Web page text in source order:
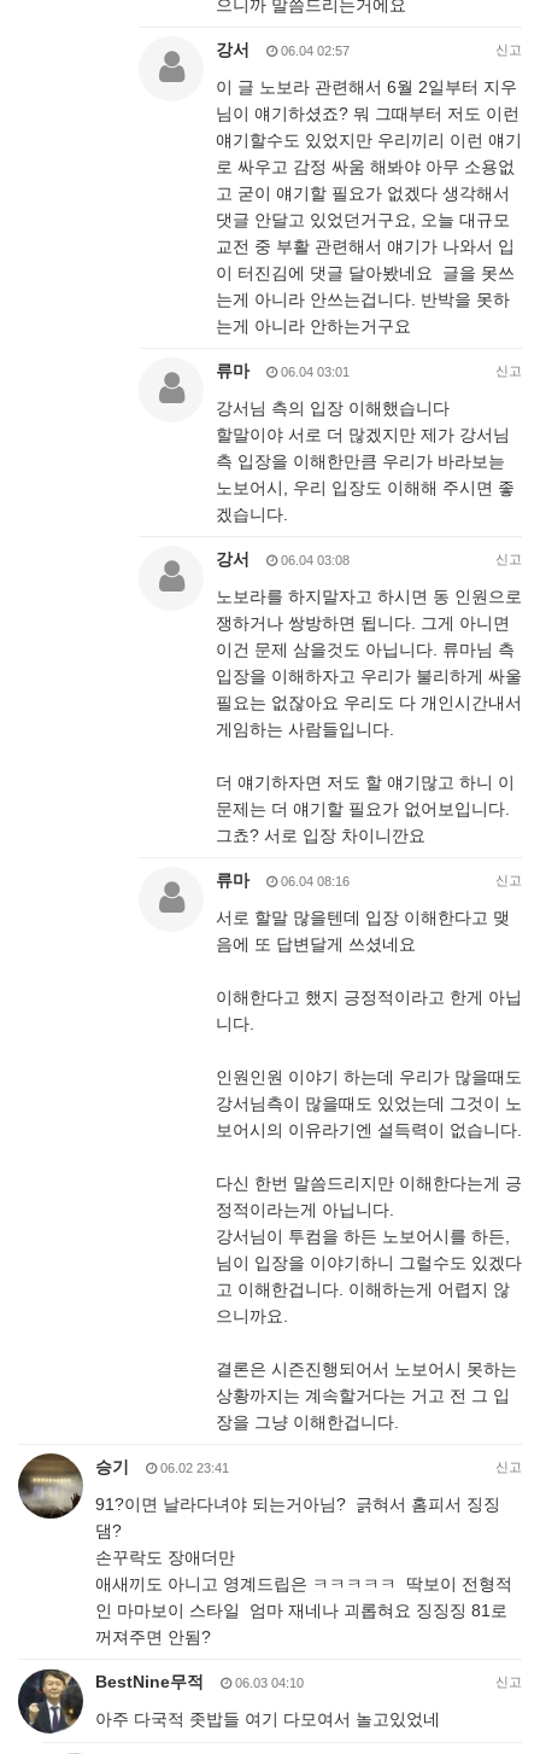
으니까 말씀드리는거에요
강서 06.04 02:57 신고
이 글 노보라 관련해서 6월 2일부터 지우
님이 얘기하셨죠? 뭐 그때부터 저도 이런
얘기할수도 있었지만 우리끼리 이런 얘기
로 싸우고 감정 싸움 해봐야 아무 소용없
고 굳이 얘기할 필요가 없겠다 생각해서
댓글 안달고 있었던거구요, 오늘 대규모
교전 중 부활 관련해서 얘기가 나와서 입
이 터진김에 댓글 달아봤네요 글을 못쓰
는게 아니라 안쓰는겁니다. 반박을 못하
는게 아니라 안하는거구요
류마 06.04 03:01 신고
강서님 측의 입장 이해했습니다
할말이야 서로 더 많겠지만 제가 강서님
측 입장을 이해한만큼 우리가 바라보늗
노보어시, 우리 입장도 이해해 주시면 좋
겠습니다.
강서 06.04 03:08 신고
노보라를 하지말자고 하시면 동 인원으로
쟁하거나 쌍방하면 됩니다. 그게 아니면
이건 문제 삼을것도 아닙니다. 류마님 측
입장을 이해하자고 우리가 불리하게 싸울
필요는 없잖아요 우리도 다 개인시간내서
게임하는 사람들입니다.
더 얘기하자면 저도 할 얘기많고 하니 이
문제는 더 얘기할 필요가 없어보입니다.
그쵸? 서로 입장 차이니깐요
류마 06.04 08:16 신고
서로 할말 많을텐데 입장 이해한다고 맺
음에 또 답변달게 쓰셨네요
이해한다고 했지 긍정적이라고 한게 아닙
니다.
인원인원 이야기 하는데 우리가 많을때도
강서님측이 많을때도 있었는데 그것이 노
보어시의 이유라기엔 설득력이 없습니다.
다신 한번 말씀드리지만 이해한다는게 긍
정적이라는게 아닙니다.
강서님이 투컴을 하든 노보어시를 하든,
님이 입장을 이야기하니 그럴수도 있겠다
고 이해한겁니다. 이해하는게 어렵지 않
으니까요.
결론은 시즌진행되어서 노보어시 못하는
상황까지는 계속할거다는 거고 전 그 입
장을 그냥 이해한겁니다.
승기 06.02 23:41 신고
91?이면 날라다녀야 되는거아님? 긁혀서 홈피서 징징
댐?
손꾸락도 장애더만
애새끼도 아니고 영계드립은 ㅋㅋㅋㅋㅋ 딱보이 전형적
인 마마보이 스타일 엄마 재네나 괴롭혀요 징징징 81로
꺼져주면 안됨?
BestNine무적 06.03 04:10 신고
아주 다국적 좃밥들 여기 다모여서 놀고있었네